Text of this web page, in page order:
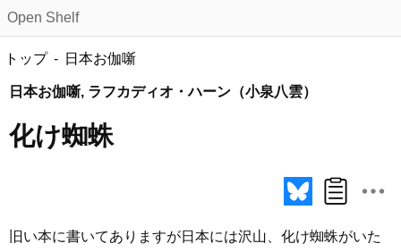
Open Shelf
トップ 日本お伽噺
日本お伽噺, ラフカディオ・ハーン（小泉八雲）
化け蜘蛛
旧い本に書いてありますが日本には沢山、化け蜘蛛がいた